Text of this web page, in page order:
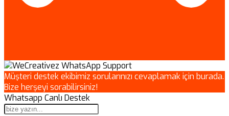
Müşteri destek ekibimiz sorularınızı cevaplamak için burada.
Bize herşeyi sorabilirsiniz!
Whatsapp Canlı Destek